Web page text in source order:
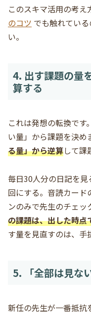
このスキマ活用の考え
のコツ でも触れてい
い。
4. 出す課題の量
算する
これは発想の転換で
い量」から課題を決め
る量」から逆算して課
毎日30人分の日記を
回にする。音読カード
ンのみで先生のチェッ
の課題は、出した時点
す量を見直すのは、手
5. 「全部は見な
新任の先生が一番抵抗